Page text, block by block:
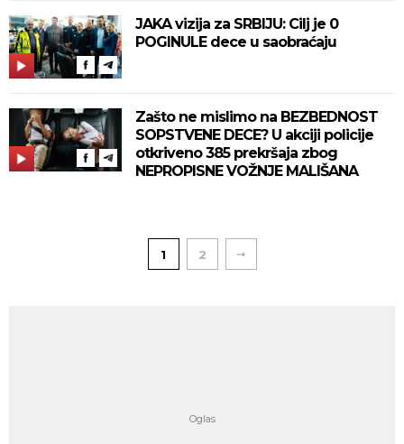
JAKA vizija za SRBIJU: Cilj je 0
POGINULE dece u saobraćaju
Zašto ne mislimo na BEZBEDNOST
SOPSTVENE DECE? U akciji policije
otkriveno 385 prekršaja zbog
NEPROPISNE VOŽNJE MALIŠANA
1 2